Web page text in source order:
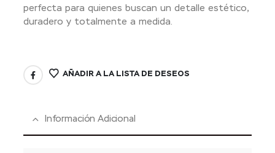
perfecta para quienes buscan un detalle estético,
duradero y totalmente a medida.
AÑADIR A LA LISTA DE DESEOS
Información Adicional